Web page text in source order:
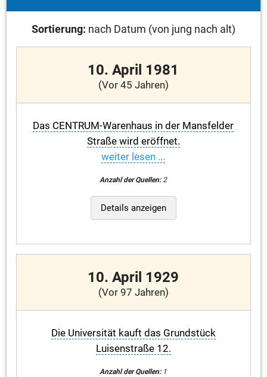
Sortierung: nach Datum (von jung nach alt)
10. April 1981
(Vor 45 Jahren)
Das CENTRUM-Warenhaus in der Mansfelder
Straße wird eröffnet.
weiter lesen ...
Anzahl der Quellen:2
Details anzeigen
10. April 1929
(Vor 97 Jahren)
Die Universität kauft das Grundstück
Luisenstraße 12.
Anzahl der Quellen:1